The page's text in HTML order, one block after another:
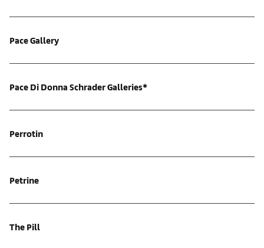
Pace Gallery
Pace Di Donna Schrader Galleries*
Perrotin
Petrine
The Pill